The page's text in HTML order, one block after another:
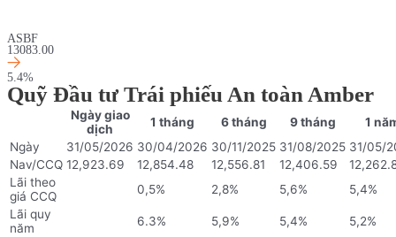
ASBF
13083.00
5.4%
Quỹ Đầu tư Trái phiếu An toàn Amber
Ngày giao
dịch
1 tháng 6 tháng 9 tháng
1
Ngày
31/05/2026 30/04/2026 30/11/2025 31/08/2025 31/05/
Nav/CCQ 12,923.69 12,854.48 12,556.81 12,406.59
Lãi theo
giá CCQ
0,5% 2,8% 5,6%
5,4%
Lãi quy
năm
6.3% 5,9% 5,4%
5,2%